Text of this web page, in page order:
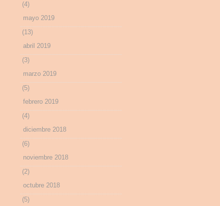
(4)
mayo 2019
(13)
abril 2019
(3)
marzo 2019
(5)
febrero 2019
(4)
diciembre 2018
(6)
noviembre 2018
(2)
octubre 2018
(5)